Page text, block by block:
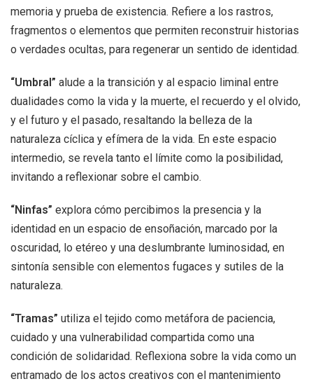
memoria y prueba de existencia. Refiere a los rastros,
fragmentos o elementos que permiten reconstruir historias
o verdades ocultas, para regenerar un sentido de identidad.
“Umbral” alude a la transición y al espacio liminal entre
dualidades como la vida y la muerte, el recuerdo y el olvido,
y el futuro y el pasado, resaltando la belleza de la
naturaleza cíclica y efímera de la vida. En este espacio
intermedio, se revela tanto el límite como la posibilidad,
invitando a reflexionar sobre el cambio.
“Ninfas” explora cómo percibimos la presencia y la
identidad en un espacio de ensoñación, marcado por la
oscuridad, lo etéreo y una deslumbrante luminosidad, en
sintonía sensible con elementos fugaces y sutiles de la
naturaleza.
“Tramas” utiliza el tejido como metáfora de paciencia,
cuidado y una vulnerabilidad compartida como una
condición de solidaridad. Reflexiona sobre la vida como un
entramado de los actos creativos con el mantenimiento